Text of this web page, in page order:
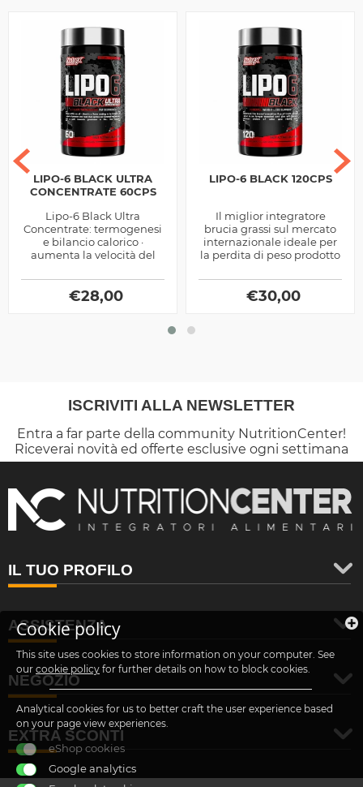
LIPO-6 BLACK ULTRA
CONCENTRATE 60CPS
Lipo-6 Black Ultra
Concentrate: termogenesi
e bilancio calorico ·
aumenta la velocità del
incrementando così il
dispendio calorico a...
€28,00
LIPO-6 BLACK 120CPS
Il miglior integratore
brucia grassi sul mercato
internazionale ideale per
la perdita di peso prodotto
€30,00
ISCRIVITI ALLA NEWSLETTER
Entra a far parte della community NutritionCenter!
Riceverai novità ed offerte esclusive ogni settimana
IL TUO PROFILO
ASSISTENZA
NEGOZIO
EXTRA SCONTI
Cookie policy
This site uses cookies to store information on your computer. See
our cookie policy for further details on how to block cookies.
Analytical cookies for us to better craft the user experience based
on your page view experiences.
eShop cookies
Google analytics